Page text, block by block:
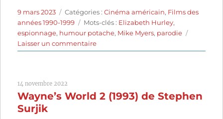
Publié
le
9 mars 2023 Catégories
Catégories :Cinéma américain, Films des
années 1990-1999
Étiquettes
Mots-clés : Elizabeth Hurley,
espionnage, humour potache, Mike Myers, parodie
Laisser un commentairesur
Austin
Jay
14 novembre 2022
Wayne’s World 2 (1993) de Stephen
Surjik